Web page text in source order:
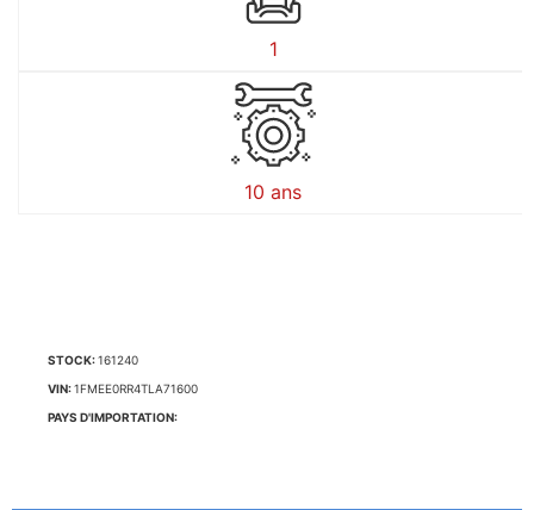
1
10 ans
STOCK:161240
VIN:1FMEE0RR4TLA71600
PAYS D'IMPORTATION: